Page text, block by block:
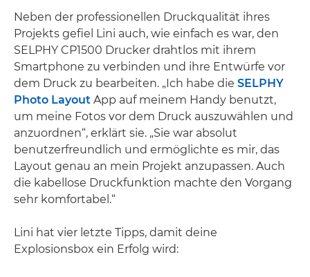
Neben der professionellen Druckqualität ihres
Projekts gefiel Lini auch, wie einfach es war, den
SELPHY CP1500 Drucker drahtlos mit ihrem
Smartphone zu verbinden und ihre Entwürfe vor
dem Druck zu bearbeiten. „Ich habe die SELPHY
Photo Layout App auf meinem Handy benutzt,
um meine Fotos vor dem Druck auszuwählen und
anzuordnen“, erklärt sie. „Sie war absolut
benutzerfreundlich und ermöglichte es mir, das
Layout genau an mein Projekt anzupassen. Auch
die kabellose Druckfunktion machte den Vorgang
sehr komfortabel.“
Lini hat vier letzte Tipps, damit deine
Explosionsbox ein Erfolg wird: